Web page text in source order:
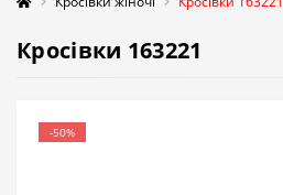
Кросівки 163221
-50%